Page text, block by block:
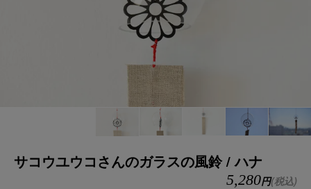
サコウユウコさんのガラスの風鈴 / ハナ
5,280円(税込)